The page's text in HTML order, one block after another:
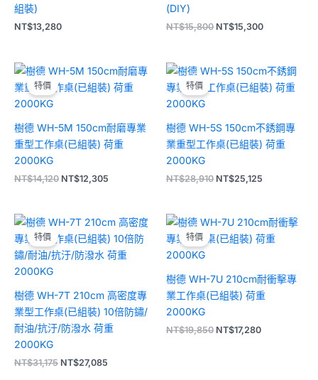
組裝)
NT$13,280
(DIY)
NT$15,800 NT$15,300
特價
樹德 WH-5M 150cm耐磨專業
重型工作桌(已組裝) 荷重
2000KG
NT$14,120
原
始
價
NT$12,305
目
前
價
特價
樹德 WH-5S 150cm不銹鋼專
業重型工作桌(已組裝) 荷重
2000KG
NT$28,910
原
始
價
NT$25,125
目
前
價
特價
樹德 WH-7T 210cm 高密度專
業型工作桌(已組裝) 10倍防鏽/
耐油/抗汙/防潑水 荷重
2000KG
NT$31,175
原
價
格：
NT$27,085
目
價
格：
特價
樹德 WH-7U 210cm耐衝擊專
業工作桌(已組裝) 荷重
2000KG
NT$19,850
原
價
NT$17,280
目
前
價